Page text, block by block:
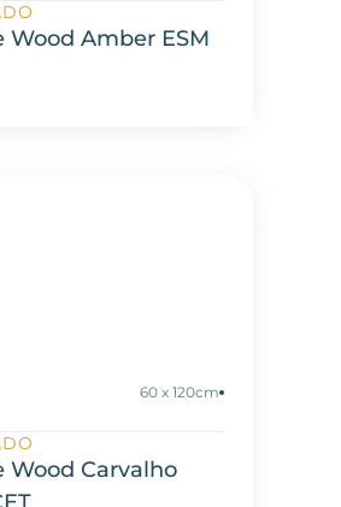
Wood Amber ESM
60 x 120cm
Wood Carvalho